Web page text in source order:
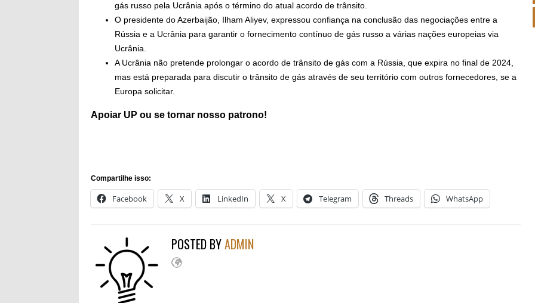
gás russo pela Ucrânia após o término do atual acordo de trânsito.
O presidente do Azerbaijão, Ilham Aliyev, expressou confiança na conclusão das negociações entre a
Rússia e a Ucrânia para garantir o fornecimento contínuo de gás russo a várias nações europeias via
Ucrânia.
A Ucrânia não pretende prolongar o acordo de trânsito de gás com a Rússia, que expira no final de 2024,
mas está preparada para discutir o trânsito de gás através de seu território com outros fornecedores, se a
Europa solicitar.
Apoiar UP ou se tornar nosso patrono!
Compartilhe isso:
Facebook X LinkedIn X Telegram Threads WhatsApp
POSTED BYADMIN